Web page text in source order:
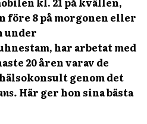
före 8 på morgonen eller
under
har arbetat med
20 åren varav de
genom det
Här ger hon sina bästa